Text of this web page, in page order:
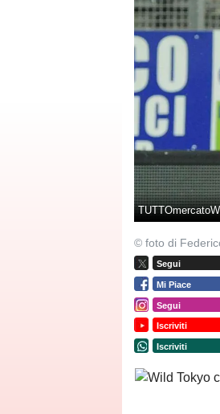
© foto di
Segui
Mi Piace
Segui
Iscriviti
Iscriviti